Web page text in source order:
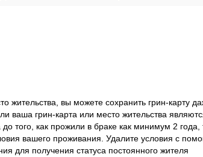
жительства, вы можете сохранить грин-карту
ваша грин-карта или место жительства
того, как прожили в браке как минимум 2 года,
вашего проживания. Удалите условия с
для получения статуса постоянного жителя